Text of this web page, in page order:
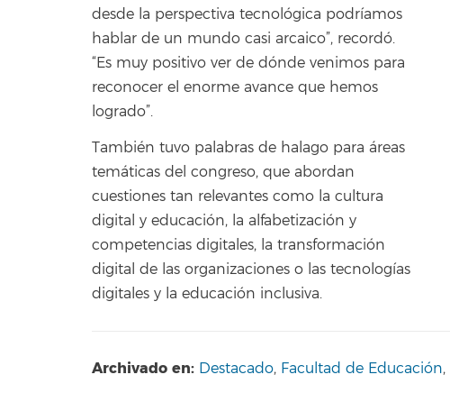
desde la perspectiva tecnológica podríamos
hablar de un mundo casi arcaico”, recordó.
“Es muy positivo ver de dónde venimos para
reconocer el enorme avance que hemos
logrado”.
También tuvo palabras de halago para áreas
temáticas del congreso, que abordan
cuestiones tan relevantes como la cultura
digital y educación, la alfabetización y
competencias digitales, la transformación
digital de las organizaciones o las tecnologías
digitales y la educación inclusiva.
Archivado en: Destacado, Facultad de Educación,